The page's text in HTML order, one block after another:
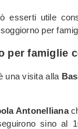
esserti utile
per
per famiglie
una visita alla
Antonelliana
sino al